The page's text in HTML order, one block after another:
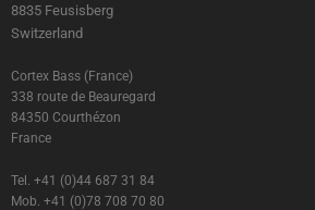
8835 Feusisberg
Switzerland
Cortex Bass (France)
338 route de Beauregard
84350 Courthézon
France
Tel. +41 (0)44 687 31 84
Mob. +41 (0)78 708 70 80